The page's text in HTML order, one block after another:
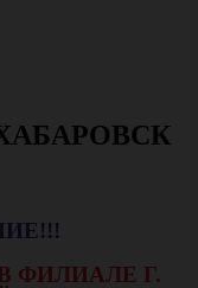
ФИЛИАЛЕ Г.